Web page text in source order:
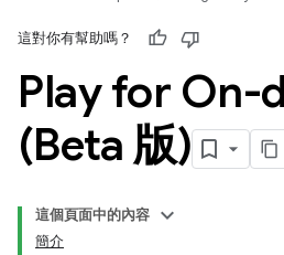
這對你有幫助嗎？
Play for On-
(Beta 版)
這個頁面中的內容
簡介